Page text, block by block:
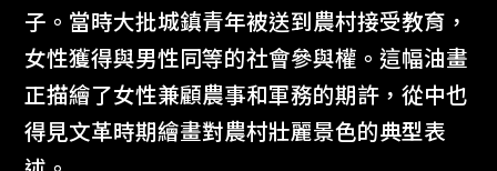
子。當時大批城鎮青年被送到農村接受教育，
女性獲得與男性同等的社會參與權。這幅油畫
正描繪了女性兼顧農事和軍務的期許，從中也
得見文革時期繪畫對農村壯麗景色的典型表